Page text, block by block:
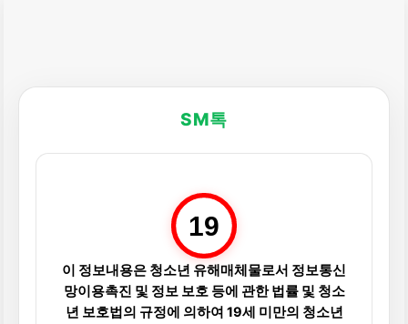
SM톡
19
이 정보내용은 청소년 유해매체물로서 정보통신
망이용촉진 및 정보 보호 등에 관한 법률 및 청소
년 보호법의 규정에 의하여 19세 미만의 청소년